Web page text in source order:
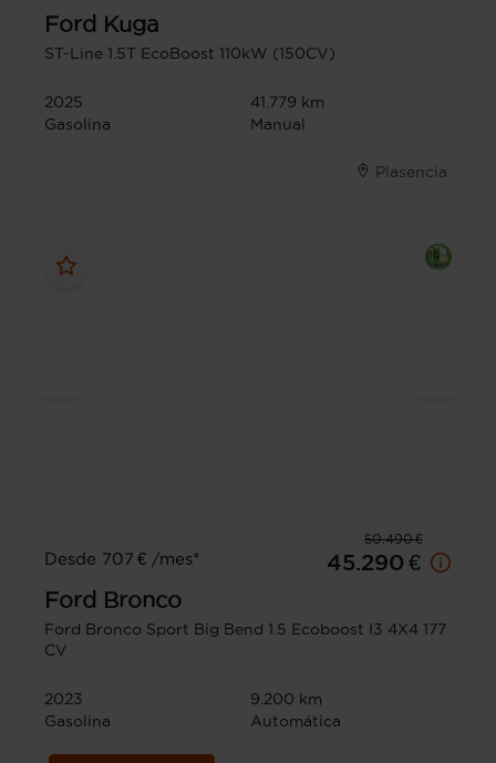
Ford Kuga
ST-Line 1.5T EcoBoost 110kW (150CV)
2025
41.779 km
Gasolina
Manual
Plasencia
50.490 €
Desde 707 € /mes*
45.290 €
Ford Bronco
Ford Bronco Sport Big Bend 1.5 Ecoboost I3 4X4 177
CV
2023
9.200 km
Gasolina
Automática